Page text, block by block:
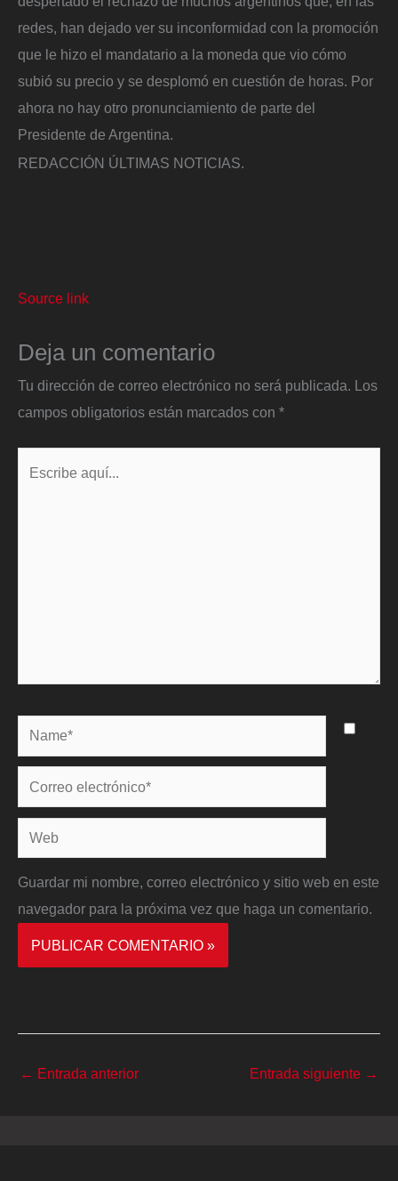
redes, han dejado ver su inconformidad con la promoción
que le hizo el mandatario a la moneda que vio cómo
subió su precio y se desplomó en cuestión de horas. Por
ahora no hay otro pronunciamiento de parte del
Presidente de Argentina.
REDACCIÓN ÚLTIMAS NOTICIAS.
Source link
Deja un comentario
Tu dirección de correo electrónico no será publicada. Los
campos obligatorios están marcados con *
Name*
Correo
electrónico*
Web
Guardar mi nombre, correo electrónico y sitio web en este
navegador para la próxima vez que haga un comentario.
← Entrada anterior Entrada siguiente →